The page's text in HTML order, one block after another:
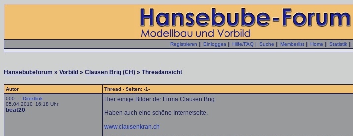
Registrieren || Einloggen || Hilfe/FAQ || Suche || Memberlist || Home || Statistik ||
Hansebubeforum » Vorbild » Clausen Brig (CH) » Threadansicht
Autor
Thread - Seiten: -1-
000 — Direktlink
05.04.2010, 16:18 Uhr
beat20
Hier einige Bilder der Firma Clausen Brig.
Haben auch eine schöne Internetseite.
www.clausenkran.ch